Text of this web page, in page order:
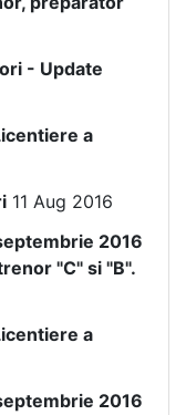
- Update
a
11 Aug 2016
2016
"C" si "B".
a
2016